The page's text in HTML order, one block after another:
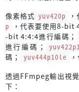
像素格式 yuv420p
p
，代表要使用8-bit
-bit 4:4:4進行編碼；
進行編碼；
碼；
yuv444p10le
透過FFmpeg輸出視
下：